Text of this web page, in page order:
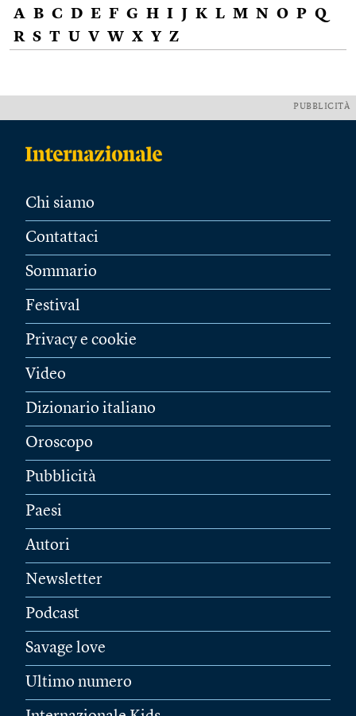
A B C D E F G H I J K L M N O P Q
R S T U V W X Y Z
PUBBLICITÀ
Chi siamo
Contattaci
Sommario
Festival
Privacy e cookie
Video
Dizionario italiano
Oroscopo
Pubblicità
Paesi
Autori
Newsletter
Podcast
Savage love
Ultimo numero